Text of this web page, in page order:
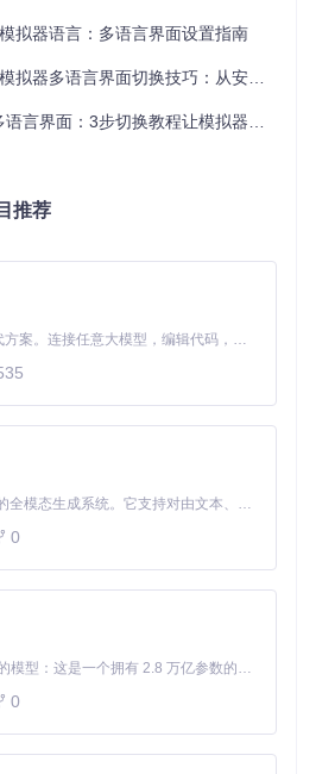
文件添加到应用程序菜单，方便后
换设置
方式打开设置：
简体中文、繁体中文、英语、日语
钮保存设置
点击
解决方案
过旧
拟器语言：多语言界面设置指南
多语言界面切换技巧：从安装到配置全指南
界面：3步切换教程让模拟器秒变中文
推荐
Claude Code 的开源替代方案。连接任意大模型，编辑代码，运行命令，自动验证 — 全自动执行。用 Rust 构建，极致性能。 ｜ An open-source alternative to Claude Code. Connect any LLM, edit code, run commands, and verify changes — autonomously. Built in Rust for speed. Get Started
MiniMax H3 是一个通用的全模态生成系统。它支持对由文本、图像、视频和音频组成的多模态上下文进行统一理解，并能生成分辨率高达 2K、时长可达 15 秒的带原生立体声音频的视频。得益于面向任务泛化的系统设计，H3 在预训练阶段就已具备广泛的多模态上下文理解与生成能力，能够出色地执行复杂的多模态指令。
0
Kimi K3 是Kimi能力最强的模型：这是一个拥有 2.8 万亿参数的混合专家（MoE）模型，具备原生视觉理解能力，并支持 100 万 token 的上下文窗口。
0